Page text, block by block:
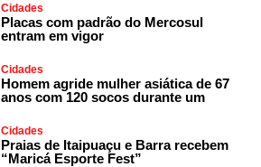
Cidades
Placas com padrão do Mercosul
entram em vigor
Cidades
Homem agride mulher asiática de 67
anos com 120 socos durante um
Cidades
Praias de Itaipuaçu e Barra recebem
“Maricá Esporte Fest”